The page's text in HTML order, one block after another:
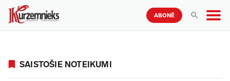
ABONĒ
SAISTOŠIE NOTEIKUMI